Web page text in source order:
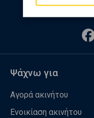
Ψάχνω για
Αγορά ακινήτου
Ενοικίαση ακινήτου